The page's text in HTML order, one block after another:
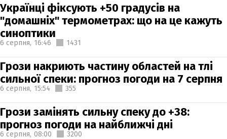
Українці фіксують +50 градусів на
"домашніх" термометрах: що на це кажуть
синоптики
6 серпня, 16:46 1431
Грози накриють частину областей на тлі
сильної спеки: прогноз погоди на 7 серпня
6 серпня, 15:54 355
Грози замінять сильну спеку до +38:
прогноз погоди на найближчі дні
6 серпня, 08:00 3200